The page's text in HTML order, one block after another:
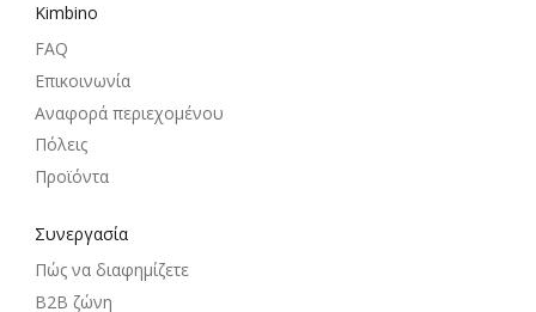
Kimbino
FAQ
Επικοινωνία
Αναφορά περιεχομένου
Πόλεις
Προϊόντα
Συνεργασία
Πώς να διαφημίζετε
B2B ζώνη